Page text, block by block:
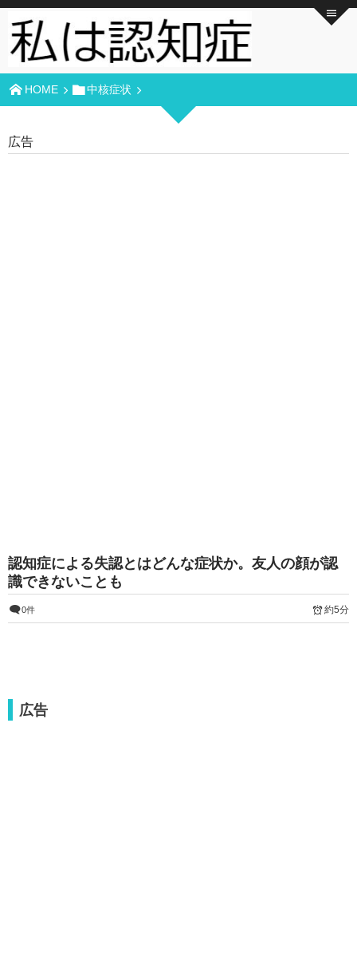
HOME 中核症状
広告
認知症による失認とはどんな症状か。友人の顔が認
識できないことも
0件 約5分
広告